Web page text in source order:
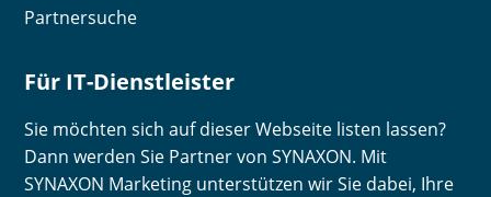
Partnersuche
Für IT-Dienstleister
Sie möchten sich auf dieser Webseite listen lassen?
Dann werden Sie Partner von SYNAXON. Mit
SYNAXON Marketing unterstützen wir Sie dabei, Ihre